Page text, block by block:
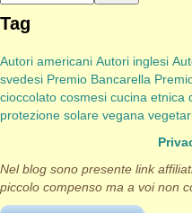
Tag
Autori americani Autori inglesi
svedesi Premio Bancarella
cioccolato cosmesi cucina etnica
protezione solare vegana
Nel blog sono presente link
piccolo compenso ma a voi non